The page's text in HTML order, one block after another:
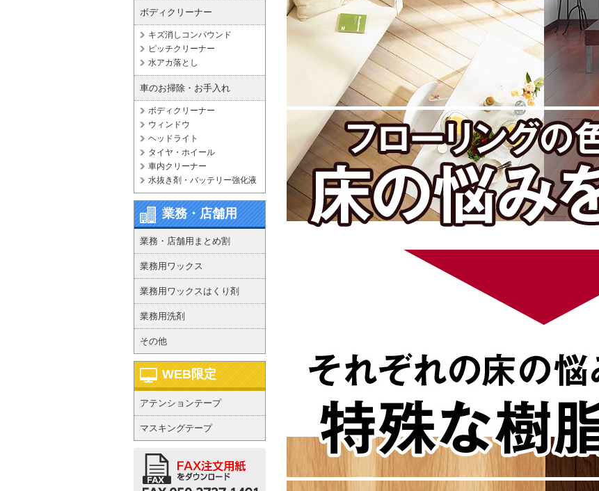
ボディクリーナー
キズ消しコンパウンド
ピッチクリーナー
水アカ落とし
車のお掃除・お手入れ
ボディクリーナー
ウィンドウ
ヘッドライト
タイヤ・ホイール
車内クリーナー
水抜き剤・バッテリー強化液
業務・店舗用
業務・店舗用まとめ割
業務用ワックス
業務用ワックスはくり剤
業務用洗剤
その他
WEB限定
アテンションテープ
マスキングテープ